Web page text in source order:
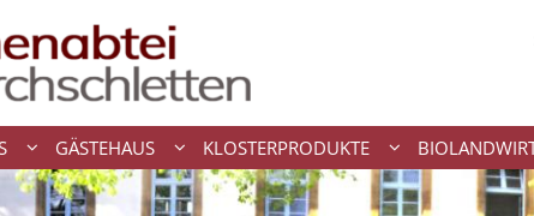
GÄSTEHAUS KLOSTERPRODUKTE